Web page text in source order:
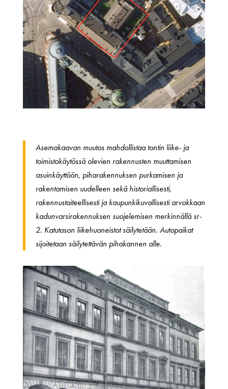
Asemakaavan muutos mahdollistaa tontin liike- ja
toimistokäytössä olevien rakennusten muuttamisen
asuinkäyttöön, piharakennuksen purkamisen ja
rakentamisen uudelleen sekä historiallisesti,
rakennustaiteellisesti ja kaupunkikuvallisesti arvokkaan
kadunvarsirakennuksen suojelemisen merkinnällä sr-
2. Katutason liikehuoneistot säilytetään. Autopaikat
sijoitetaan säilytettävän pihakannen alle.